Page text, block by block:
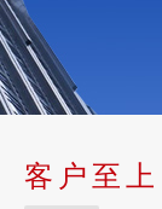
客户至